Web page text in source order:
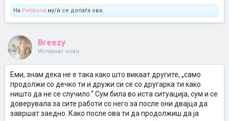
На Pelikuna му/ѝ се допаѓа ова.
Breezy
Истакнат член
Еми, знам дека не е така како што викаат другите, „само
продолжи со дечко ти и дружи си се со другарка ти како
ништо да не се случило.“ Сум била во иста ситуација, сум и се
доверувала за сите работи со него за после они двајца да
завршат заедно. Како после ова ти да продолжиш да ја